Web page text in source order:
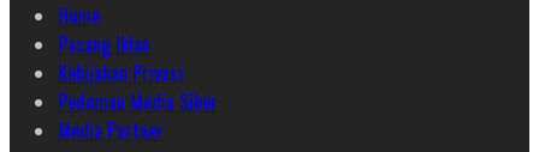
Home
Pasang Iklan
Kebijakan Privasi
Pedoman Media Siber
Media Partner